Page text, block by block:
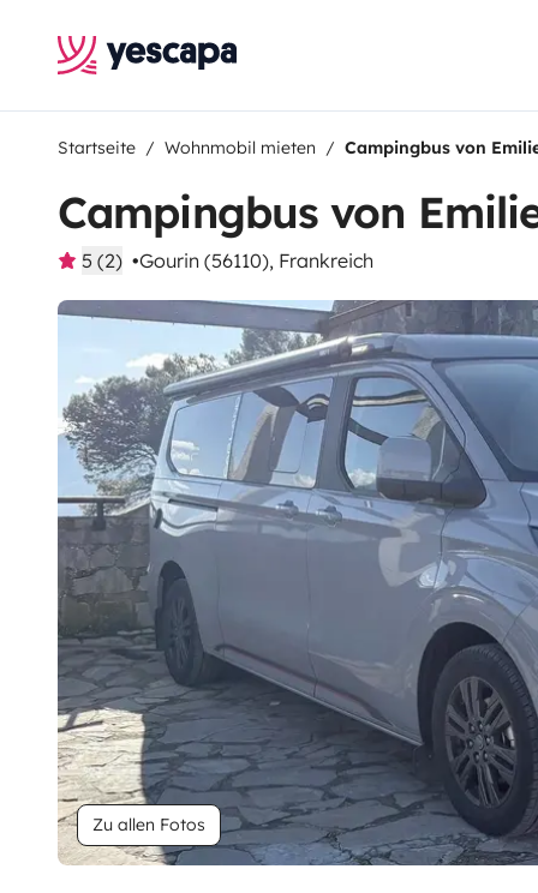
Startseite Wohnmobil mieten Campingbus von
Campingbus von
5 (2) Gourin (56110), Frankreich
Zu allen Fotos